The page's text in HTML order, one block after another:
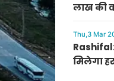
लाख की
मिलेगी
ऐलान
Thu,3 Mar
Rashifal:
मिलेगा